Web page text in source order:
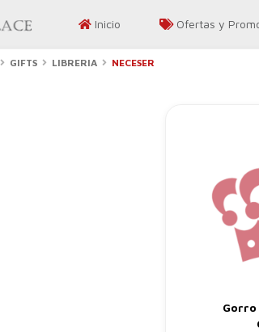
Inicio Ofertas y
GIFTS LIBRERIA NECESER